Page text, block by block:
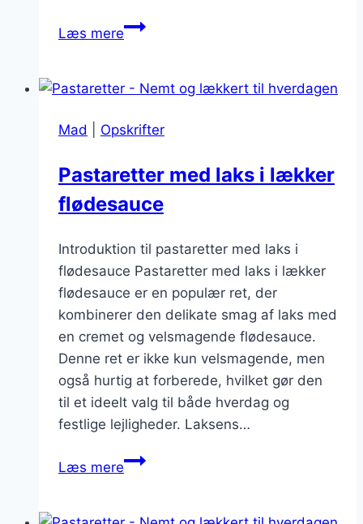
Læs merePastaretter
sund
farverig
Mad Opskrifter
Pastaretter med laks i lækker
flødesauce
Introduktion til pastaretter med laks i
flødesauce Pastaretter med laks i lækker
flødesauce er en populær ret, der
kombinerer den delikate smag af laks med
en cremet og velsmagende flødesauce.
Denne ret er ikke kun velsmagende, men
også hurtig at forberede, hvilket gør den
til et ideelt valg til både hverdag og
festlige lejligheder. Laksens…
Læs merePastaretter